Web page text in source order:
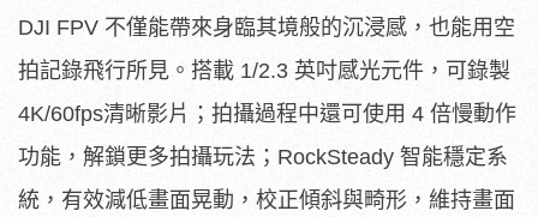
DJI FPV 不僅能帶來身臨其境般的沉浸感，也能用空
拍記錄飛行所見。搭載 1/2.3 英吋感光元件，可錄製
4K/60fps清晰影片；拍攝過程中還可使用 4 倍慢動作
功能，解鎖更多拍攝玩法；RockSteady 智能穩定系
統，有效減低畫面晃動，校正傾斜與畸形，維持畫面